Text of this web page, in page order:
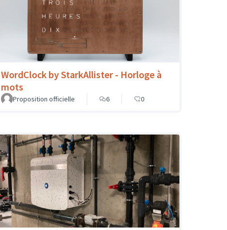
WordClock by StarkAllister - Horloge à
mots
Proposition officielle 6 0